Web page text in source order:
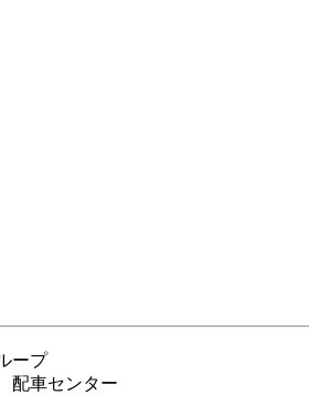
ープ
車センター